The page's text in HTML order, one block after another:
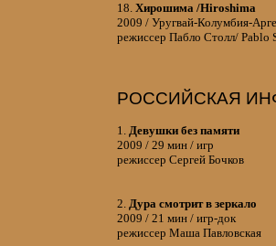
18. Хирошима /Hiroshima
2009 / Уругвай-Колумбия-
режиссер Пабло Столл/ Pablo
РОССИЙСКАЯ
1. Девушки без памяти
2009 / 29 мин / игр
режиссер Сергей Бочков
2. Дура смотрит в зеркало
2009 / 21 мин / игр-док
режиссер Маша Павловская